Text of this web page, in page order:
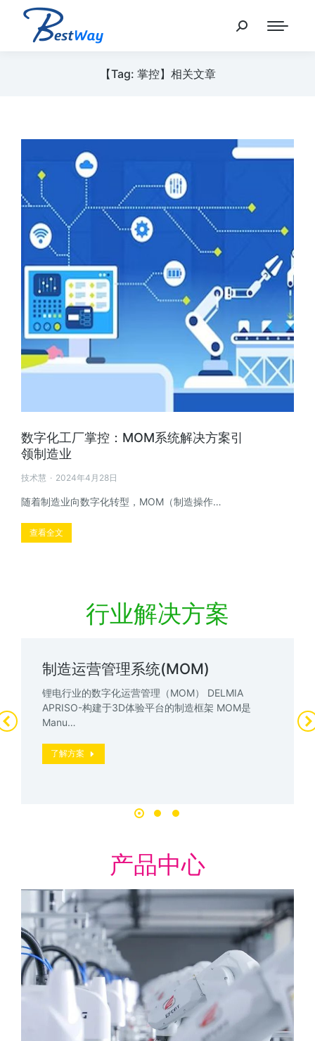
【Tag: 掌控】相关文章
数字化工厂掌控：MOM系统解决方案引
领制造业
技术慧 2024年4月28日
随着制造业向数字化转型，MOM（制造操作…
查看全文
行业解决方案
制造运营管理系统(MOM)
锂电行业的数字化运营管理（MOM） DELMIA
APRISO-构建于3D体验平台的制造框架 MOM是
Manu…
了解方案
产品中心